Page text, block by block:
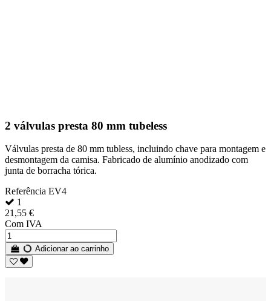
2 válvulas presta 80 mm tubeless
Válvulas presta de 80 mm tubless, incluindo chave para montagem e
desmontagem da camisa. Fabricado de alumínio anodizado com
junta de borracha tórica.
Referência EV4
1
21,55 €
Com IVA
Adicionar ao carrinho